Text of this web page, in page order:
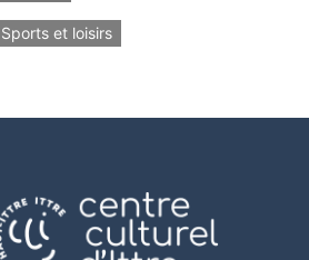
Sports et loisirs